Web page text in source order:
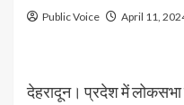
Public Voice April 11,
देहरादून। प्रदेश में